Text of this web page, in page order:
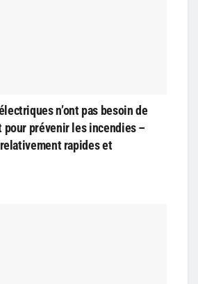
n’ont pas besoin de
pour prévenir les incendies –
rapides et